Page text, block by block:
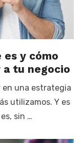
y cómo
tu negocio
una estrategia
utilizamos. Y es
sin …